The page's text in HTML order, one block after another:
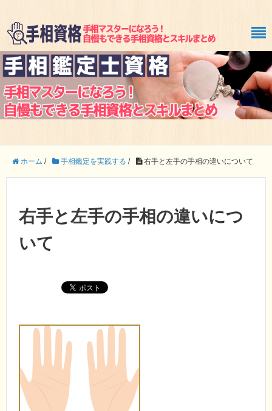
ホーム / 手相鑑定を実践する / 右手と左手の手相の違いについて
右手と左手の手相の違いにつ
いて